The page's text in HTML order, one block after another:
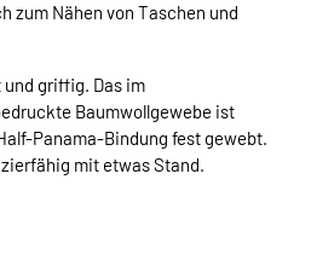
zum Nähen von Taschen und
griffig. Das im
Baumwollgewebe ist
Panama-Bindung fest gewebt.
mit etwas Stand.